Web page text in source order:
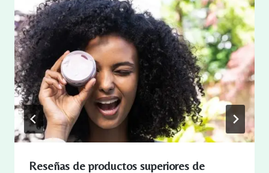
Reseñas de productos superiores de